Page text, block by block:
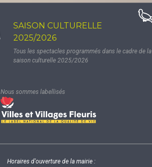
SAISON CULTURELLE
2025/2026
Tous les spectacles programmés dans le cadre de la
saison culturelle 2025/2026
Nous sommes labellisés
Horaires d'ouverture de la mairie :